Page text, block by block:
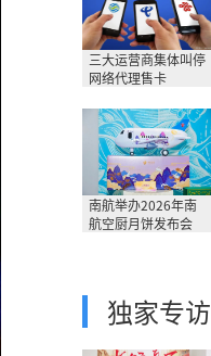
三大运营商集体叫停
网络代理售卡
南航举办2026年南
航空厨月饼发布会
独家专访